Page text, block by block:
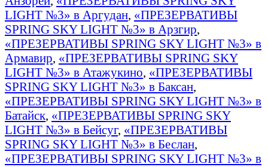
LIGHT №3» в Аргудан, «ПРЕЗЕРВАТИВЫ
SPRING SKY LIGHT №3» в Арзгир,
«ПРЕЗЕРВАТИВЫ SPRING SKY LIGHT №3» в
Армавир, «ПРЕЗЕРВАТИВЫ SPRING SKY
LIGHT №3» в Атажукино, «ПРЕЗЕРВАТИВЫ
SPRING SKY LIGHT №3» в Баксан,
«ПРЕЗЕРВАТИВЫ SPRING SKY LIGHT №3» в
Батайск, «ПРЕЗЕРВАТИВЫ SPRING SKY
LIGHT №3» в Бейсуг, «ПРЕЗЕРВАТИВЫ
SPRING SKY LIGHT №3» в Беслан,
«ПРЕЗЕРВАТИВЫ SPRING SKY LIGHT №3» в